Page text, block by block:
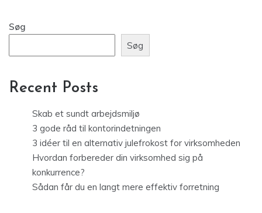
Søg
Søg
Recent Posts
Skab et sundt arbejdsmiljø
3 gode råd til kontorindetningen
3 idéer til en alternativ julefrokost for virksomheden
Hvordan forbereder din virksomhed sig på
konkurrence?
Sådan får du en langt mere effektiv forretning